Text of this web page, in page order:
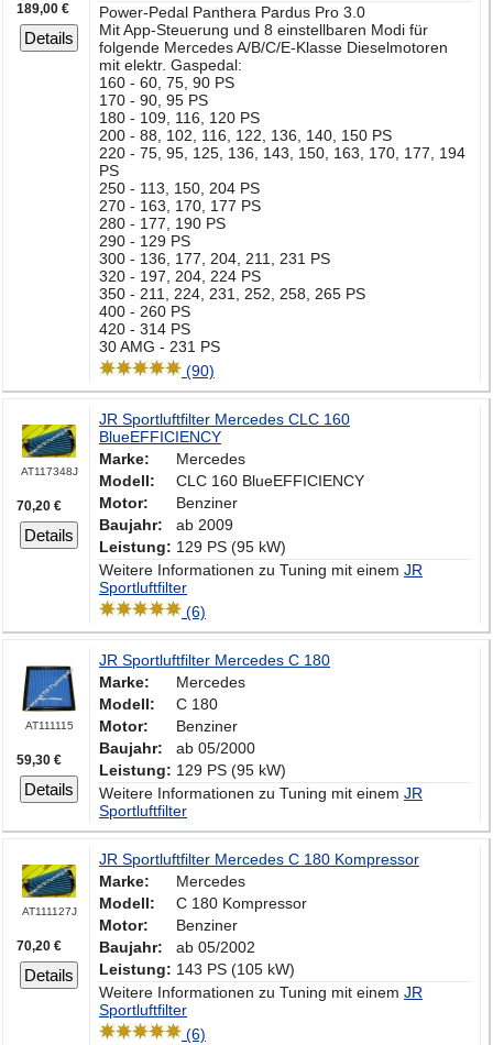
189,00 €
Details
Power-Pedal Panthera Pardus Pro 3.0
Mit App-Steuerung und 8 einstellbaren Modi für
folgende Mercedes A/B/C/E-Klasse Dieselmotoren
mit elektr. Gaspedal:
160 - 60, 75, 90 PS
170 - 90, 95 PS
180 - 109, 116, 120 PS
200 - 88, 102, 116, 122, 136, 140, 150 PS
220 - 75, 95, 125, 136, 143, 150, 163, 170, 177, 194
PS
250 - 113, 150, 204 PS
270 - 163, 170, 177 PS
280 - 177, 190 PS
290 - 129 PS
300 - 136, 177, 204, 211, 231 PS
320 - 197, 204, 224 PS
350 - 211, 224, 231, 252, 258, 265 PS
400 - 260 PS
420 - 314 PS
30 AMG - 231 PS
(90)
AT117348J
70,20 €
Details
JR Sportluftfilter Mercedes CLC 160
BlueEFFICIENCY
Marke:
Mercedes
Modell:
CLC 160 BlueEFFICIENCY
Motor:
Benziner
Baujahr:
ab 2009
Leistung: 129 PS (95 kW)
Weitere Informationen zu Tuning mit einem JR
Sportluftfilter
(6)
AT111115
59,30 €
Details
JR Sportluftfilter Mercedes C 180
Marke:
Mercedes
Modell:
C 180
Motor:
Benziner
Baujahr:
ab 05/2000
Leistung: 129 PS (95 kW)
Weitere Informationen zu Tuning mit einem JR
Sportluftfilter
AT111127J
70,20 €
Details
JR Sportluftfilter Mercedes C 180 Kompressor
Marke:
Mercedes
Modell:
C 180 Kompressor
Motor:
Benziner
Baujahr:
ab 05/2002
Leistung: 143 PS (105 kW)
Weitere Informationen zu Tuning mit einem JR
Sportluftfilter
(6)